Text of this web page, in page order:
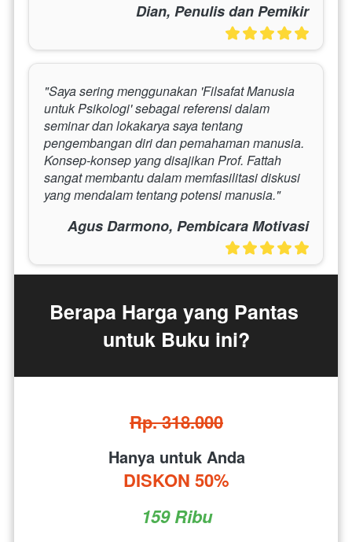
Dian, Penulis dan Pemikir
"Saya sering menggunakan 'Filsafat Manusia
untuk Psikologi' sebagai referensi dalam
seminar dan lokakarya saya tentang
pengembangan diri dan pemahaman manusia.
Konsep-konsep yang disajikan Prof. Fattah
sangat membantu dalam memfasilitasi diskusi
yang mendalam tentang potensi manusia."
Agus Darmono, Pembicara Motivasi
Berapa Harga yang Pantas
untuk Buku ini?
Rp. 318.000
Hanya untuk Anda
DISKON 50%
159 Ribu